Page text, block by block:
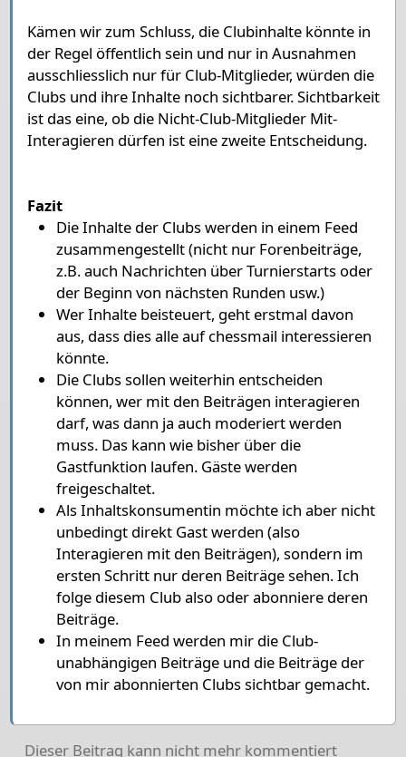
Kämen wir zum Schluss, die Clubinhalte könnte in
der Regel öffentlich sein und nur in Ausnahmen
ausschliesslich nur für Club-Mitglieder, würden die
Clubs und ihre Inhalte noch sichtbarer. Sichtbarkeit
ist das eine, ob die Nicht-Club-Mitglieder Mit-
Interagieren dürfen ist eine zweite Entscheidung.
Fazit
Die Inhalte der Clubs werden in einem Feed
zusammengestellt (nicht nur Forenbeiträge,
z.B. auch Nachrichten über Turnierstarts oder
der Beginn von nächsten Runden usw.)
Wer Inhalte beisteuert, geht erstmal davon
aus, dass dies alle auf chessmail interessieren
könnte.
Die Clubs sollen weiterhin entscheiden
können, wer mit den Beiträgen interagieren
darf, was dann ja auch moderiert werden
muss. Das kann wie bisher über die
Gastfunktion laufen. Gäste werden
freigeschaltet.
Als Inhaltskonsumentin möchte ich aber nicht
unbedingt direkt Gast werden (also
Interagieren mit den Beiträgen), sondern im
ersten Schritt nur deren Beiträge sehen. Ich
folge diesem Club also oder abonniere deren
Beiträge.
In meinem Feed werden mir die Club-
unabhängigen Beiträge und die Beiträge der
von mir abonnierten Clubs sichtbar gemacht.
Dieser Beitrag kann nicht mehr kommentiert